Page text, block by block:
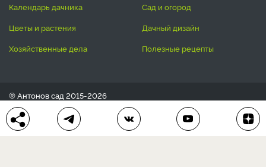
календарь дачника
сад и огород
цветы и растения
дачный дизайн
хозяйственные дела
полезные рецепты
® Антонов сад 2015-2026
Политика конфиденциальности
Пользовательское соглашение